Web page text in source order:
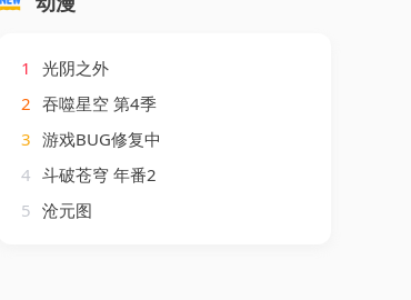
1
光阴之外
2 吞噬星空 第4季
3 游戏BUG修复中
4 斗破苍穹 年番2
5 沧元图